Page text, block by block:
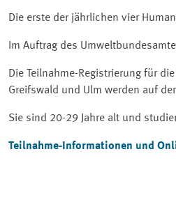
Die erste der jährlichen vier
Im Auftrag des
Die Teilnahme-Registrierung für
Greifswald und Ulm werden auf
Sie sind 20-29 Jahre alt und
Teilnahme-Informationen und